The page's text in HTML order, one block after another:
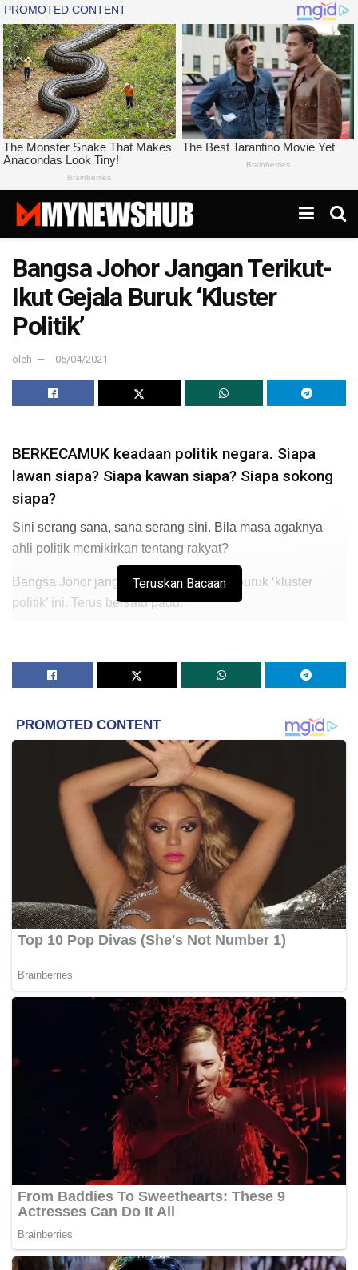
Bangsa Johor Jangan Terikut-
Ikut Gejala Buruk ‘Kluster
Politik’
oleh 05/04/2021
BERKECAMUK keadaan politik negara. Siapa
lawan siapa? Siapa kawan siapa? Siapa sokong
siapa?
Sini serang sana, sana serang sini. Bila masa agaknya
ahli politik memikirkan tentang rakyat?
Bangsa Johor jangan terikut-ikut gejala buruk ‘kluster
politik’ ini. Terus bersatu padu.
Teruskan Bacaan